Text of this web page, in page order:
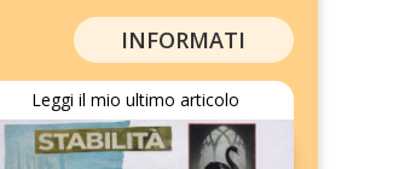
INFORMATI
Leggi il mio ultimo articolo